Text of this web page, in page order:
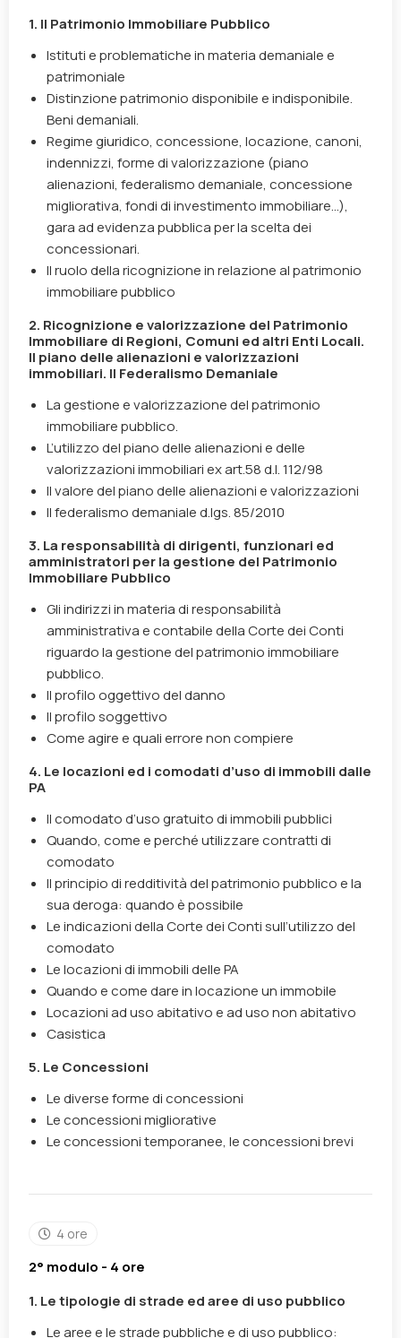
1. Il Patrimonio Immobiliare Pubblico
Istituti e problematiche in materia demaniale e
patrimoniale
Distinzione patrimonio disponibile e indisponibile.
Beni demaniali.
Regime giuridico, concessione, locazione, canoni,
indennizzi, forme di valorizzazione (piano
alienazioni, federalismo demaniale, concessione
migliorativa, fondi di investimento immobiliare…),
gara ad evidenza pubblica per la scelta dei
concessionari.
Il ruolo della ricognizione in relazione al patrimonio
immobiliare pubblico
2. Ricognizione e valorizzazione del Patrimonio
Immobiliare di Regioni, Comuni ed altri Enti Locali.
Il piano delle alienazioni e valorizzazioni
immobiliari. Il Federalismo Demaniale
La gestione e valorizzazione del patrimonio
immobiliare pubblico.
L’utilizzo del piano delle alienazioni e delle
valorizzazioni immobiliari ex art.58 d.l. 112/98
Il valore del piano delle alienazioni e valorizzazioni
Il federalismo demaniale d.lgs. 85/2010
3. La responsabilità di dirigenti, funzionari ed
amministratori per la gestione del Patrimonio
Immobiliare Pubblico
Gli indirizzi in materia di responsabilità
amministrativa e contabile della Corte dei Conti
riguardo la gestione del patrimonio immobiliare
pubblico.
Il profilo oggettivo del danno
Il profilo soggettivo
Come agire e quali errore non compiere
4. Le locazioni ed i comodati d’uso di immobili dalle
PA
Il comodato d’uso gratuito di immobili pubblici
Quando, come e perché utilizzare contratti di
comodato
Il principio di redditività del patrimonio pubblico e la
sua deroga: quando è possibile
Le indicazioni della Corte dei Conti sull’utilizzo del
comodato
Le locazioni di immobili delle PA
Quando e come dare in locazione un immobile
Locazioni ad uso abitativo e ad uso non abitativo
Casistica
5. Le Concessioni
Le diverse forme di concessioni
Le concessioni migliorative
Le concessioni temporanee, le concessioni brevi
4 ore
2° modulo - 4 ore
1. Le tipologie di strade ed aree di uso pubblico
Le aree e le strade pubbliche e di uso pubblico: